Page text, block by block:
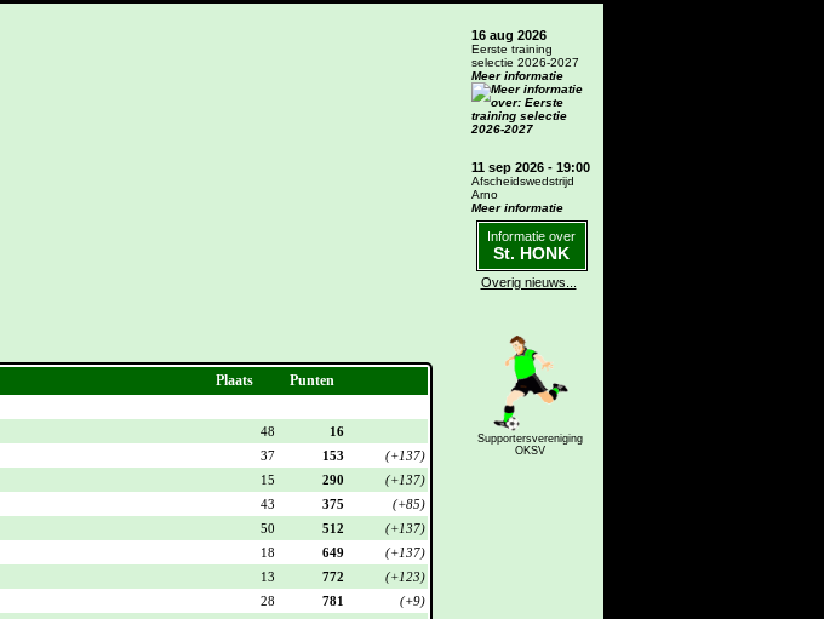
Plaats Punten
48
16
37 153
(+137)
15 290
(+137)
43 375
(+85)
50 512
(+137)
18 649
(+137)
13 772
(+123)
28 781
(+9)
16 aug 2026
Eerste training
selectie 2026-2027
Meer informatie
11 sep 2026 - 19:00
Afscheidswedstrijd
Arno
Meer informatie
Informatie over
St. HONK
Overig nieuws...
Supportersvereniging
OKSV